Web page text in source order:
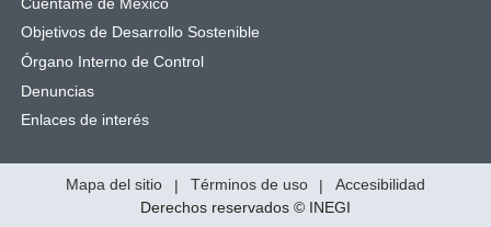
Objetivos de Desarrollo Sostenible
Órgano Interno de Control
Denuncias
Enlaces de interés
Mapa del sitio | Términos de uso |
Accesibilidad
Derechos reservados © INEGI